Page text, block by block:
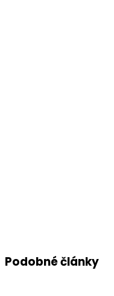
Podobné články